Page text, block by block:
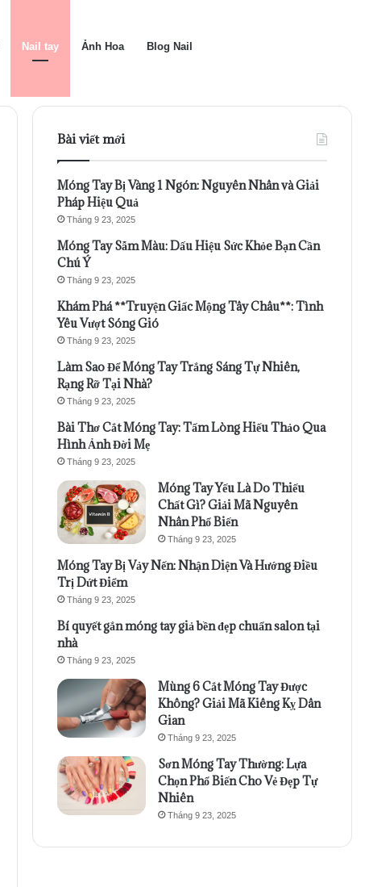
Nail tay Ảnh Hoa Blog Nail
Bài viết mới
Móng Tay Bị Vàng 1 Ngón: Nguyên Nhân và Giải
Pháp Hiệu Quả
Tháng 9 23, 2025
Móng Tay Sẫm Màu: Dấu Hiệu Sức Khỏe Bạn Cần
Chú Ý
Tháng 9 23, 2025
Khám Phá **Truyện Giấc Mộng Tây Châu**: Tình
Yêu Vượt Sóng Gió
Tháng 9 23, 2025
Làm Sao Để Móng Tay Trắng Sáng Tự Nhiên,
Rạng Rỡ Tại Nhà?
Tháng 9 23, 2025
Bài Thơ Cắt Móng Tay: Tấm Lòng Hiếu Thảo Qua
Hình Ảnh Đời Mẹ
Tháng 9 23, 2025
Móng Tay Yếu Là Do Thiếu
Chất Gì? Giải Mã Nguyên
Nhân Phổ Biến
Tháng 9 23, 2025
Móng Tay Bị Vảy Nến: Nhận Diện Và Hướng Điều
Trị Dứt Điểm
Tháng 9 23, 2025
Bí quyết gắn móng tay giả bền đẹp chuẩn salon tại
nhà
Tháng 9 23, 2025
Mùng 6 Cắt Móng Tay Được
Không? Giải Mã Kiêng Kỵ Dân
Gian
Tháng 9 23, 2025
Sơn Móng Tay Thường: Lựa
Chọn Phổ Biến Cho Vẻ Đẹp Tự
Nhiên
Tháng 9 23, 2025